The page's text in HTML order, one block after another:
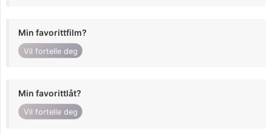
Min favorittfilm?
Vil fortelle deg
Min favorittlåt?
Vil fortelle deg